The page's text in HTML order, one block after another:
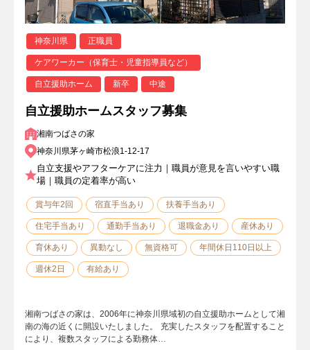
神奈川県 正職員
ケアワーカー（保育士・児童指導員など）
自立援助ホーム 新卒 中途
自立援助ホームスタッフ募集
湘南つばさの家
神奈川県茅ヶ崎市松浪1-12-17
自立支援やアフターケアに注力｜職員が意見を言いやすい職
場｜職員の定着率が高い
賞与年2回 宿直手当あり 扶養手当あり
住宅手当あり 通勤手当あり 退職金あり 産休あり
育休あり 異動なし 無資格可 年間休日110日以上
週休2日 有給あり
湘南つばさの家は、2006年に神奈川県域初の自立援助ホームとして湘
南の海の近くに開設いたしました。 充実したスタッフを配置すること
により、複数スタッフによる勤務体…